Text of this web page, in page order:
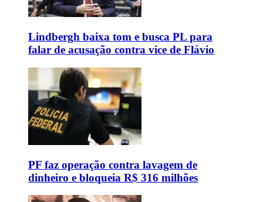
Lindbergh baixa tom e busca PL para
falar de acusação contra vice de Flávio
PF faz operação contra lavagem de
dinheiro e bloqueia R$ 316 milhões